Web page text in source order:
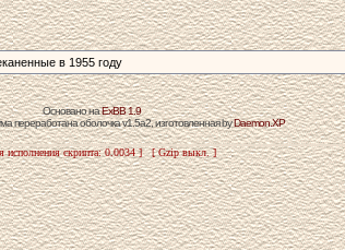
в 1955 году
Основано наExBB 1.9
переработана оболочка v1.5a2, изготовленная byDaemon.XP
исполнения скрипта: 0.0034 ] [ Gzip выкл. ]